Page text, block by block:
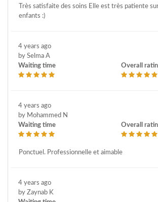
Très satisfaite des soins Elle est très patiente
enfants :)
4 years ago
by Selma A
Waiting time
Overall
4 years ago
by Mohammed N
Waiting time
Overall
Ponctuel. Professionnelle et aimable
4 years ago
by Zaynab K